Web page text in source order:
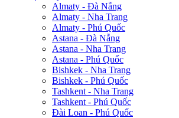
Almaty - Đà Nẵng
Almaty - Nha Trang
Almaty - Phú Quốc
Astana - Đà Nẵng
Astana - Nha Trang
Astana - Phú Quốc
Bishkek - Nha Trang
Bishkek - Phú Quốc
Tashkent - Nha Trang
Tashkent - Phú Quốc
Đài Loan - Phú Quốc